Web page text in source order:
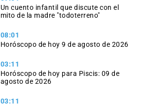
Un cuento infantil que discute con el
mito de la madre "todoterreno"
08:01
Horóscopo de hoy 9 de agosto de 2026
03:11
Horóscopo de hoy para Piscis: 09 de
agosto de 2026
03:11